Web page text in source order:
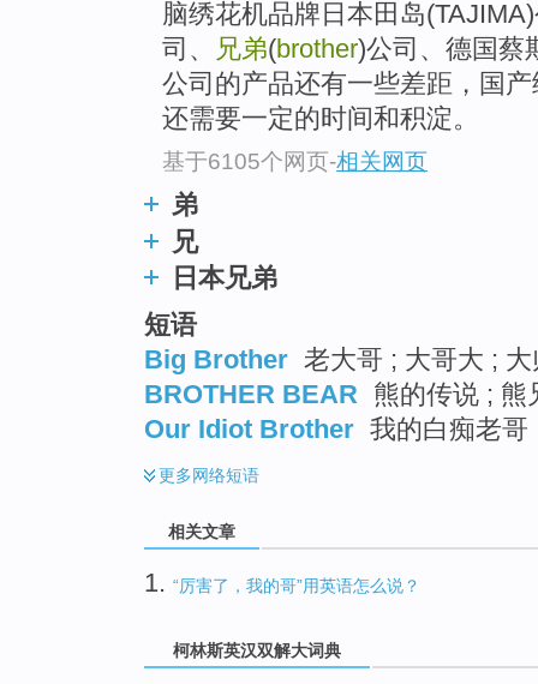
脑绣花机品牌日本田岛
司、
兄弟(brother)公司、德国蔡
公司的产品还有一些差距，国
还需要一定的时间和积淀。
基于6105个网页-相关网页
弟
兄
日本兄弟
短语
Big Brother 老大哥 ; 大哥大 ;
BROTHER BEAR 熊的传说 ; 熊
Our Idiot Brother 我的白痴老哥
更多网络短语
相关文章
1. “厉害了，我的哥”用英语怎么说？
柯林斯英汉双解大词典